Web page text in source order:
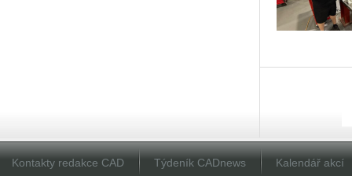
Kontakty redakce CAD Týdeník CADnews Kalendář akcí